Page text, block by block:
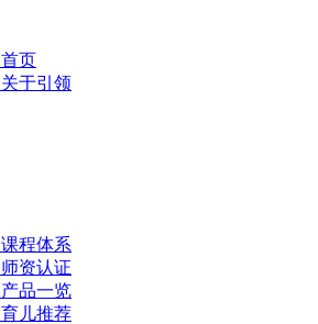
首页
关于引领
课程体系
师资认证
产品一览
育儿推荐